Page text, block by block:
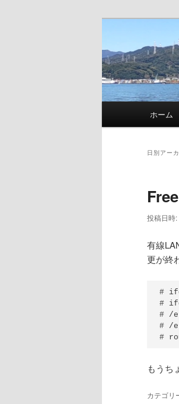
に
ホーム
日別アー
投稿日時:
有線
更が終
#
#
# /
# /
もうち
カテゴリ